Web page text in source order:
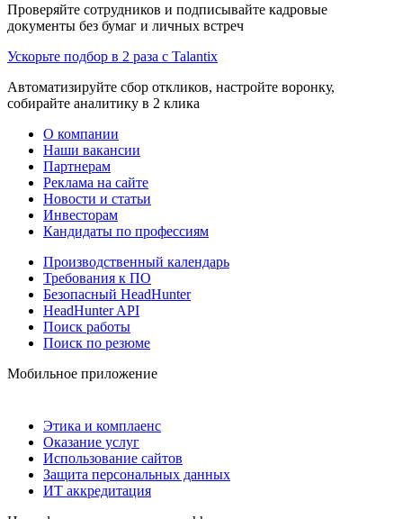
Проверяйте сотрудников и подписывайте кадровые
документы без бумаг и личных встреч
Ускорьте подбор в 2 раза с Talantix
Автоматизируйте сбор откликов, настройте воронку,
собирайте аналитику в 2 клика
О компании
Наши вакансии
Партнерам
Реклама на сайте
Новости и статьи
Инвесторам
Кандидаты по профессиям
Производственный календарь
Требования к ПО
Безопасный HeadHunter
HeadHunter API
Поиск работы
Поиск по резюме
Мобильное приложение
Этика и комплаенс
Оказание услуг
Использование сайтов
Защита персональных данных
ИТ аккредитация